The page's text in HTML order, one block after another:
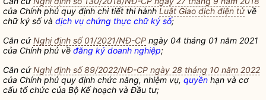
của Chính phủ quy định chi tiết thi hành Luật Giao dịch điện tửvề
chữ ký số và dịch vụ chứng thực chữ ký số;
Căn cứNghị định số 01/2021/NĐ-CP ngày 04 tháng 01 năm 2021
của Chính phủ về đăng ký doanh nghiệp;
Căn cứNghị định số 89/2022/NĐ-CP ngày 28 tháng 10 năm 2022
của Chính phủ quy định chức năng, nhiệm vụ, quyền hạn và cơ
cấu tổ chức của Bộ Kế hoạch và Đầu tư;